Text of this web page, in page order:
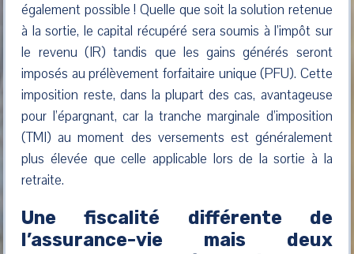
également possible ! Quelle que soit la solution retenue
à la sortie, le capital récupéré sera soumis à l’impôt sur
le revenu (IR) tandis que les gains générés seront
imposés au prélèvement forfaitaire unique (PFU). Cette
imposition reste, dans la plupart des cas, avantageuse
pour l’épargnant, car la tranche marginale d’imposition
(TMI) au moment des versements est généralement
plus élevée que celle applicable lors de la sortie à la
retraite.
Une fiscalité différente de
l’assurance-vie mais deux